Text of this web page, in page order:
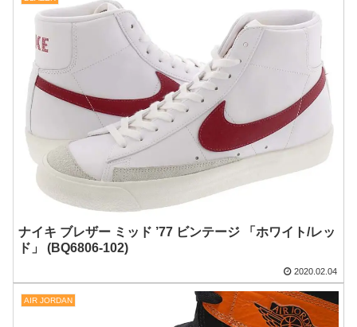
ナイキ ブレザー ミッド ’77 ビンテージ 「ホワイト/レッ
ド」 (BQ6806-102)
2020.02.04
AIR JORDAN